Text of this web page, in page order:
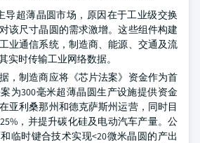
导超薄晶圆市场，原因在于工业级交换
该尺寸晶圆的需求激增。这些组件构建
业通信系统，制造商、能源、交通及流
实时传输工业网络数据。
，制造商应将《芯片法案》资金作为首
为300毫米超薄晶圆生产设施提供资金
亚利桑那州和德克萨斯州运营，同时目
，并提升碳化硅及电动汽车产量。公
临时键合技术实现<20微米晶圆的产出